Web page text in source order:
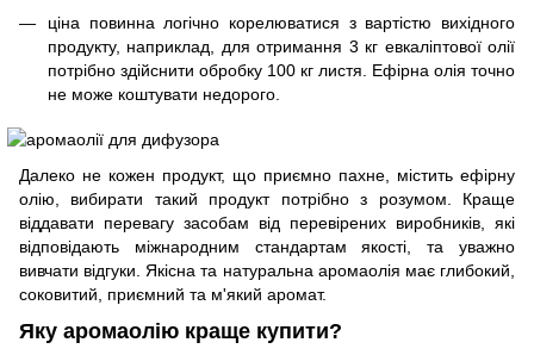
ціна повинна логічно корелюватися з вартістю вихідного
продукту, наприклад, для отримання 3 кг евкаліптової олії
потрібно здійснити обробку 100 кг листя. Ефірна олія точно
не може коштувати недорого.
Далеко не кожен продукт, що приємно пахне, містить ефірну
олію, вибирати такий продукт потрібно з розумом. Краще
віддавати перевагу засобам від перевірених виробників, які
відповідають міжнародним стандартам якості, та уважно
вивчати відгуки. Якісна та натуральна аромаолія має глибокий,
соковитий, приємний та м'який аромат.
Яку аромаолію краще купити?